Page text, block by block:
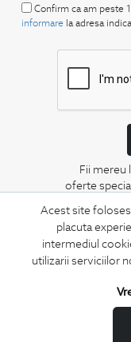
Acest site
placuta
intermediul
utilizarii serviciilor
Confirm ca am peste
informare la adresa
Fii mereu
oferte